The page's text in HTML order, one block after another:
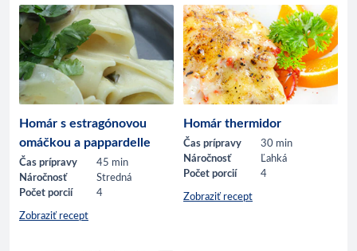
Homár s estragónovou
omáčkou a pappardelle
Čas prípravy
45 min
Náročnosť
Stredná
Počet porcií
4
Zobraziť recept
Homár thermidor
Čas prípravy
30 min
Náročnosť
Ľahká
Počet porcií
4
Zobraziť recept